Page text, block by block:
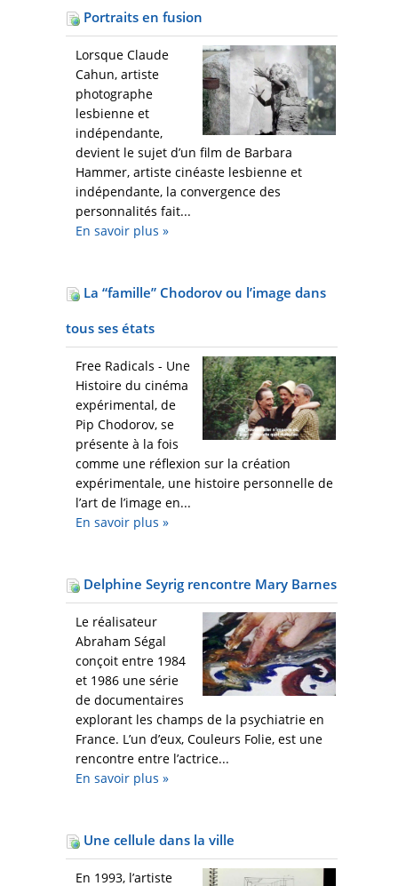
Portraits en fusion
Lorsque Claude
Cahun, artiste
photographe
lesbienne et
indépendante,
devient le sujet d’un film de Barbara
Hammer, artiste cinéaste lesbienne et
indépendante, la convergence des
personnalités fait...
En savoir plus »
La “famille” Chodorov ou l’image dans
tous ses états
Free Radicals - Une
Histoire du cinéma
expérimental, de
Pip Chodorov, se
présente à la fois
comme une réflexion sur la création
expérimentale, une histoire personnelle de
l’art de l’image en...
En savoir plus »
Delphine Seyrig rencontre Mary Barnes
Le réalisateur
Abraham Ségal
conçoit entre 1984
et 1986 une série
de documentaires
explorant les champs de la psychiatrie en
France. L’un d’eux, Couleurs Folie, est une
rencontre entre l’actrice...
En savoir plus »
Une cellule dans la ville
En 1993, l’artiste